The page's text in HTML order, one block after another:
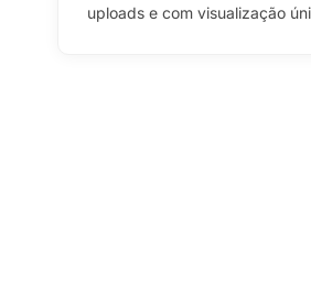
uploads e com visualização